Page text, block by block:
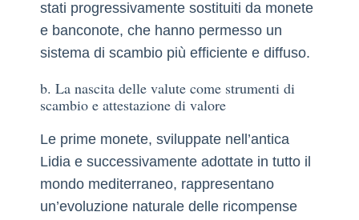
stati progressivamente sostituiti da monete
e banconote, che hanno permesso un
sistema di scambio più efficiente e diffuso.
b. La nascita delle valute come strumenti di
scambio e attestazione di valore
Le prime monete, sviluppate nell’antica
Lidia e successivamente adottate in tutto il
mondo mediterraneo, rappresentano
un’evoluzione naturale delle ricompense